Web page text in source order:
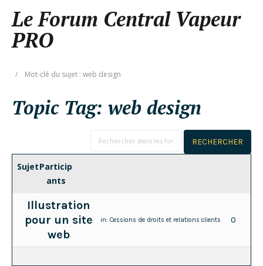
Le Forum Central Vapeur
PRO
/ Mot-clé du sujet : web design
Topic Tag: web design
SujetParticip
ants
Illustration
pour un site
web
in:Cessions de droits et relations clients 0